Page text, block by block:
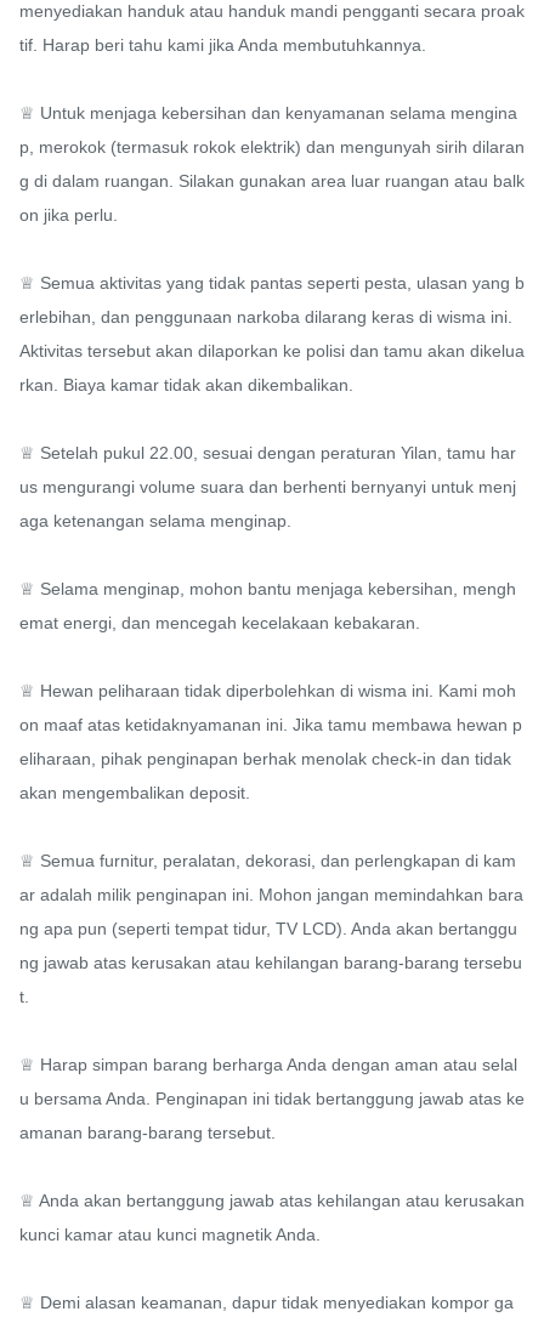
menyediakan handuk atau handuk mandi pengganti secara proak
tif. Harap beri tahu kami jika Anda membutuhkannya.
♕ Untuk menjaga kebersihan dan kenyamanan selama mengina
p, merokok (termasuk rokok elektrik) dan mengunyah sirih dilaran
g di dalam ruangan. Silakan gunakan area luar ruangan atau balk
on jika perlu.
♕ Semua aktivitas yang tidak pantas seperti pesta, ulasan yang b
erlebihan, dan penggunaan narkoba dilarang keras di wisma ini.
Aktivitas tersebut akan dilaporkan ke polisi dan tamu akan dikelua
rkan. Biaya kamar tidak akan dikembalikan.
♕ Setelah pukul 22.00, sesuai dengan peraturan Yilan, tamu har
us mengurangi volume suara dan berhenti bernyanyi untuk menj
aga ketenangan selama menginap.
♕ Selama menginap, mohon bantu menjaga kebersihan, mengh
emat energi, dan mencegah kecelakaan kebakaran.
♕ Hewan peliharaan tidak diperbolehkan di wisma ini. Kami moh
on maaf atas ketidaknyamanan ini. Jika tamu membawa hewan p
eliharaan, pihak penginapan berhak menolak check-in dan tidak
akan mengembalikan deposit.
♕ Semua furnitur, peralatan, dekorasi, dan perlengkapan di kam
ar adalah milik penginapan ini. Mohon jangan memindahkan bara
ng apa pun (seperti tempat tidur, TV LCD). Anda akan bertanggu
ng jawab atas kerusakan atau kehilangan barang-barang tersebu
t.
♕ Harap simpan barang berharga Anda dengan aman atau selal
u bersama Anda. Penginapan ini tidak bertanggung jawab atas ke
amanan barang-barang tersebut.
♕ Anda akan bertanggung jawab atas kehilangan atau kerusakan
kunci kamar atau kunci magnetik Anda.
♕ Demi alasan keamanan, dapur tidak menyediakan kompor ga